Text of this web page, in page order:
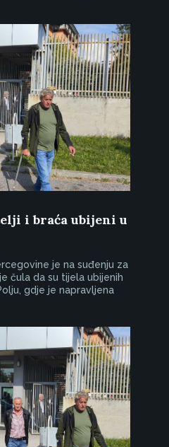
i braća ubijeni u
je na suđenju za
čula da su tijela ubijenih
gdje je napravljena